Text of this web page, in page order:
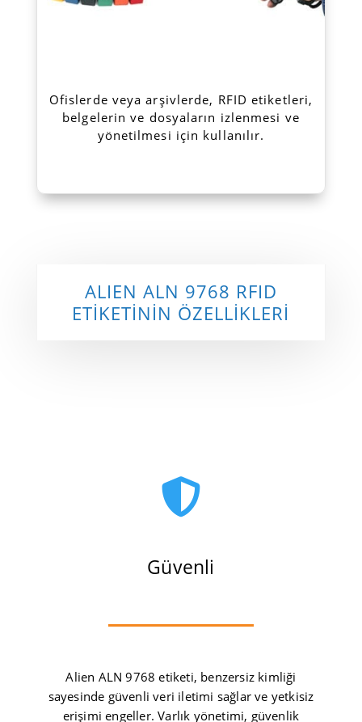
Ofislerde veya arşivlerde, RFID etiketleri,
belgelerin ve dosyaların izlenmesi ve
yönetilmesi için kullanılır.
ALIEN ALN 9768 RFID
ETİKETİNİN ÖZELLİKLERİ

Güvenli
Alien ALN 9768 etiketi, benzersiz kimliği
sayesinde güvenli veri iletimi sağlar ve yetkisiz
erişimi engeller. Varlık yönetimi, güvenlik